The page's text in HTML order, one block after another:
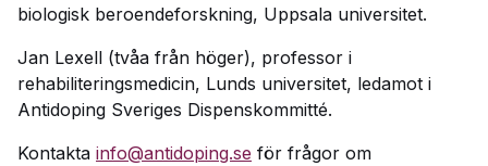
biologisk beroendeforskning, Uppsala universitet.
Jan Lexell (tvåa från höger), professor i
rehabiliteringsmedicin, Lunds universitet, ledamot i
Antidoping Sveriges Dispenskommitté.
Kontakta info@antidoping.se för frågor om